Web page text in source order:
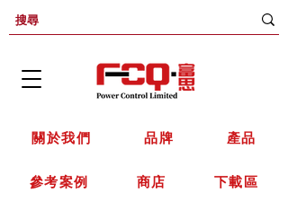
關於我們 品牌 產品
參考案例 商店 下載區